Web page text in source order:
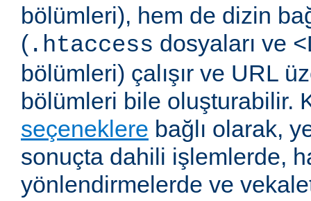
bölümleri), hem de dizin
( .htaccess dosyaları ve
bölümleri) çalışır ve URL
bölümleri bile oluşturabilir.
seçeneklere bağlı olarak,
sonuçta dahili işlemlerde,
yönlendirmelerde ve